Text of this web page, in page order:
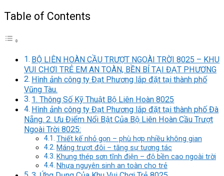
Table of Contents
BỘ LIÊN HOÀN CẦU TRƯỢT NGOÀI TRỜI 8025 – KHU
VUI CHƠI TRẺ EM AN TOÀN, BỀN BỈ TẠI ĐẠT PHƯƠNG
Hình ảnh công ty Đạt Phương lắp đặt tại thành phố
Vũng Tàu.
1. Thông Số Kỹ Thuật Bộ Liên Hoàn 8025
Hình ảnh công ty Đạt Phương lắp đặt tại thành phố Đà
Nẵng. 2. Ưu Điểm Nổi Bật Của Bộ Liên Hoàn Cầu Trượt
Ngoài Trời 8025:
Thiết kế nhỏ gọn – phù hợp nhiều không gian
Máng trượt đôi – tăng sự tương tác
Khung thép sơn tĩnh điện – độ bền cao ngoài trời
Nhựa nguyên sinh an toàn cho trẻ